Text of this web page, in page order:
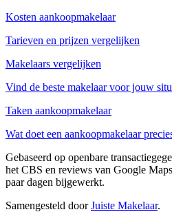
Kosten aankoopmakelaar
Tarieven en prijzen vergelijken
Makelaars vergelijken
Vind de beste makelaar voor jouw
Taken aankoopmakelaar
Wat doet een aankoopmakelaar
Gebaseerd op openbare
het CBS en reviews van Google
paar dagen bijgewerkt.
Samengesteld doorJuiste Makelaar.